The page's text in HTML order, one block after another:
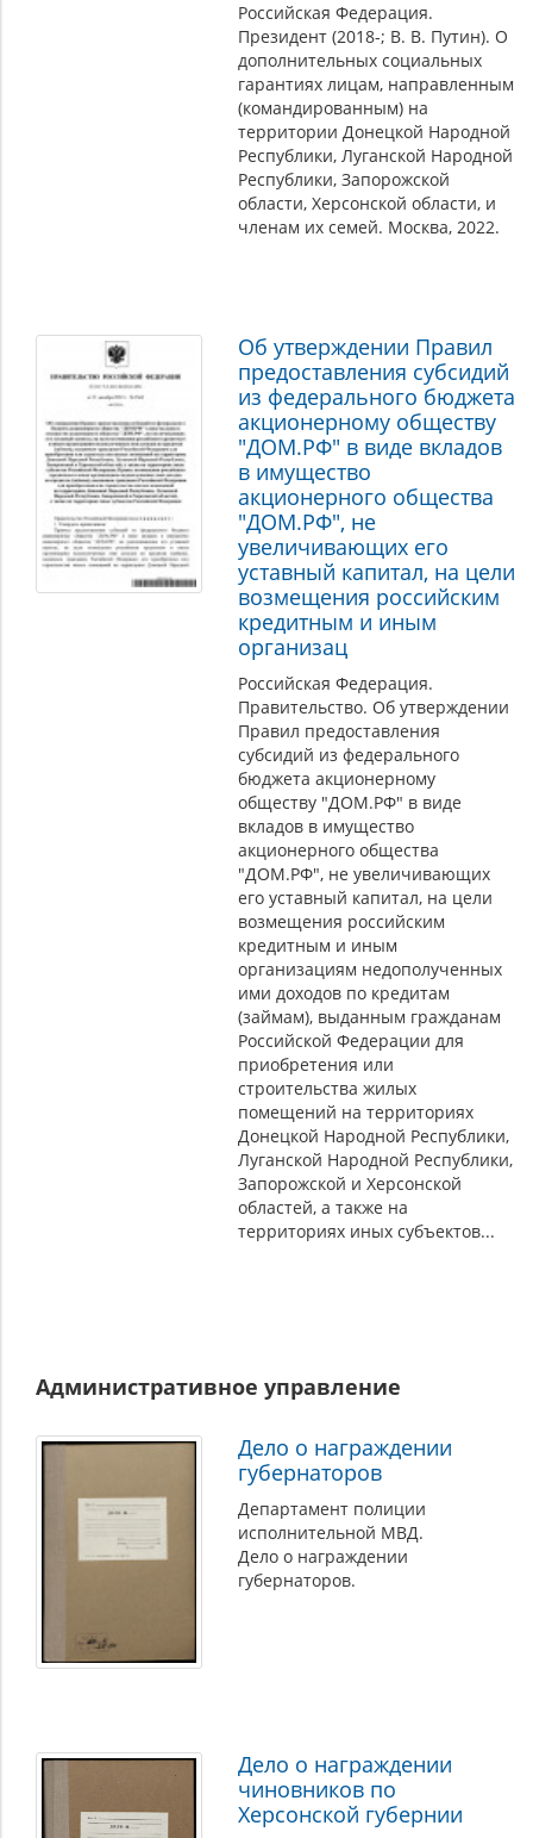
Российская Федерация.
Президент (2018-; В. В. Путин). О
дополнительных социальных
гарантиях лицам, направленным
(командированным) на
территории Донецкой Народной
Республики, Луганской Народной
Республики, Запорожской
области, Херсонской области, и
членам их семей. Москва, 2022.
Об утверждении Правил
предоставления субсидий
из федерального бюджета
акционерному обществу
"ДОМ.РФ" в виде вкладов
в имущество
акционерного общества
"ДОМ.РФ", не
увеличивающих его
уставный капитал, на цели
возмещения российским
кредитным и иным
организац
Российская Федерация.
Правительство. Об утверждении
Правил предоставления
субсидий из федерального
бюджета акционерному
обществу "ДОМ.РФ" в виде
вкладов в имущество
акционерного общества
"ДОМ.РФ", не увеличивающих
его уставный капитал, на цели
возмещения российским
кредитным и иным
организациям недополученных
ими доходов по кредитам
(займам), выданным гражданам
Российской Федерации для
приобретения или
строительства жилых
помещений на территориях
Донецкой Народной Республики,
Луганской Народной Республики,
Запорожской и Херсонской
областей, а также на
территориях иных субъектов...
Административное управление
Дело о награждении
губернаторов
Департамент полиции
исполнительной МВД.
Дело о награждении
губернаторов.
Дело о награждении
чиновников по
Херсонской губернии